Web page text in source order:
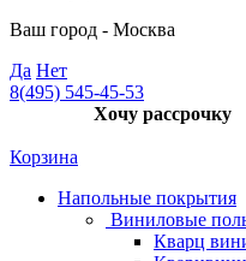
Ваш город - Москва
Да Нет
8(495) 545-45-53
Хочу рассрочку
Корзина
Напольные покрытия
Виниловые
Кварц